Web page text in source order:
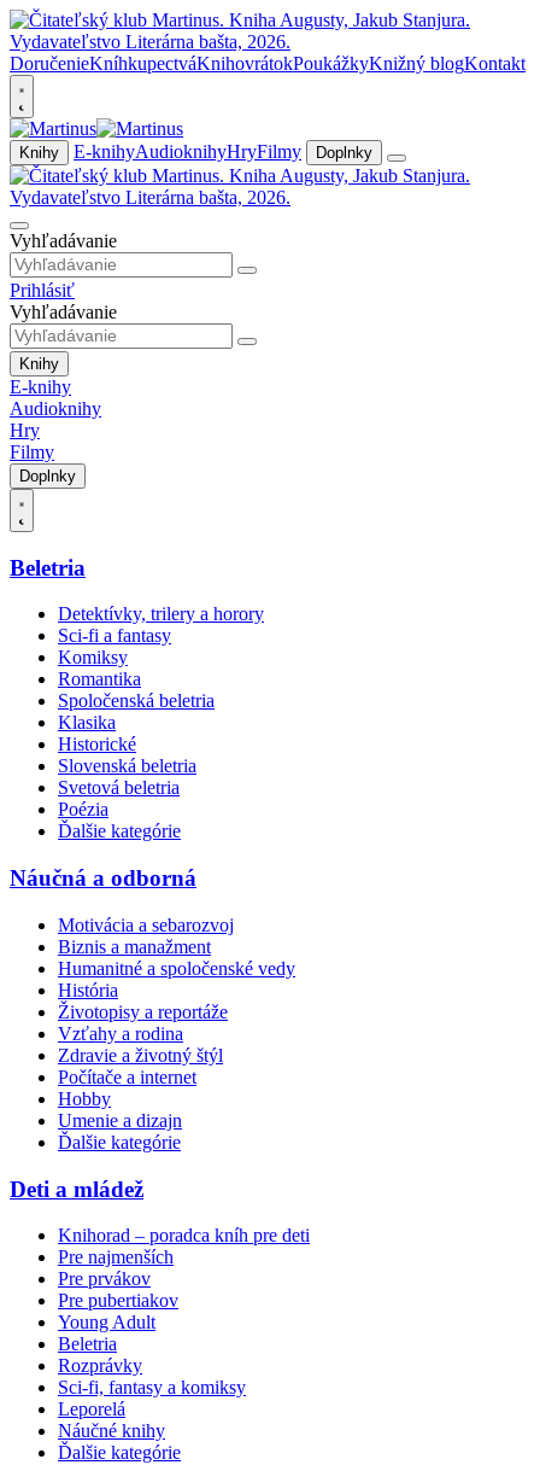
DoručenieKníhkupectváKnihovrátokPoukážkyKnižný blogKontakt
Knihy E-knihyAudioknihyHryFilmy Doplnky
Vyhľadávanie
Prihlásiť
Vyhľadávanie
Knihy
E-knihy
Audioknihy
Hry
Filmy
Doplnky
Beletria
Detektívky, trilery a horory
Sci-fi a fantasy
Komiksy
Romantika
Spoločenská beletria
Klasika
Historické
Slovenská beletria
Svetová beletria
Poézia
Ďalšie kategórie
Náučná a odborná
Motivácia a sebarozvoj
Biznis a manažment
Humanitné a spoločenské vedy
História
Životopisy a reportáže
Vzťahy a rodina
Zdravie a životný štýl
Počítače a internet
Hobby
Umenie a dizajn
Ďalšie kategórie
Deti a mládež
Knihorad – poradca kníh pre deti
Pre najmenších
Pre prvákov
Pre pubertiakov
Young Adult
Beletria
Rozprávky
Sci-fi, fantasy a komiksy
Leporelá
Náučné knihy
Ďalšie kategórie